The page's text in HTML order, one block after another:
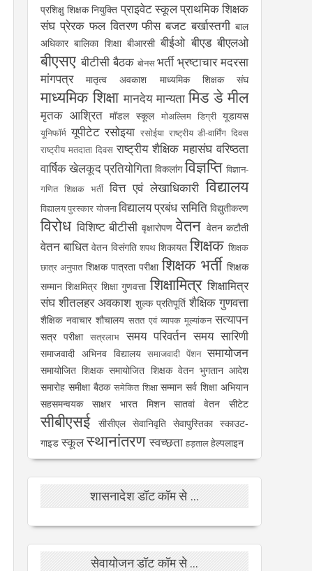
प्रशिक्षु शिक्षक नियुक्ति प्राइवेट स्कूलप्राथमिक शिक्षक
संघ प्रेरक फल वितरण फीस बजट बर्खास्तगी बाल
अधिकार बालिका शिक्षा बीआरसी बीईओ बीएड बीएलओ
बीएसए बीटीसी बैठक बोनस भर्ती भ्रष्टाचार मदरसा
मांगपत्र
मातृत्व अवकाश माध्यमिक शिक्षक संघ
माध्यमिक शिक्षा मानदेय मान्यता मिड डे मील
मृतक आश्रित मॉडल स्कूल मोअल्लिम डिग्री यूडायस
यूनिफॉर्म यूपीटेट रसोइया रसोईया राष्ट्रीय डी-वार्मिंग दिवस
राष्ट्रीय मतदाता दिवस राष्ट्रीय शैक्षिक महासंघ वरिष्ठता
वार्षिक खेलकूद प्रतियोगिता विकलांग विज्ञप्ति विज्ञान-
गणित शिक्षक भर्ती वित्त एवं लेखाधिकारी विद्यालय
विद्यालय पुरस्कार योजनाविद्यालय प्रबंध समिति विद्युतीकरण
विरोध विशिष्ट बीटीसी वृक्षारोपण वेतन वेतन कटौती
वेतन बाधित वेतन विसंगति शपथ शिकायत शिक्षक शिक्षक
छात्र अनुपात शिक्षक पात्रता परीक्षा शिक्षक भर्ती शिक्षक
सम्मान शिक्षमित्र शिक्षा गुणवत्ता शिक्षामित्र शिक्षामित्र
संघ शीतलहर अवकाश शुल्क प्रतिपूर्ति शैक्षिक गुणवत्ता
शैक्षिक नवाचार शौचालय सतत एवं व्यापक मूल्यांकन सत्यापन
सत्र परीक्षा सत्रलाभ समय परिवर्तन समय सारिणी
समाजवादी अभिनव विद्यालय समाजवादी पेंशन समायोजन
समायोजित शिक्षक समायोजित शिक्षक वेतन भुगतान आदेश
समारोह समीक्षा बैठक समेकित शिक्षा सम्मान सर्व शिक्षा अभियान
सहसमन्वयक
साक्षर भारत मिशन सातवां वेतन सीटेट
सीबीएसई सीसीएल सेवानिवृति सेवापुस्तिका स्काउट-
गाइड स्कूलस्थानांतरण स्वच्छता हड़तालहेल्पलाइन
शासनादेश डॉट कॉम से ...
सेवायोजन डॉट कॉम से ...